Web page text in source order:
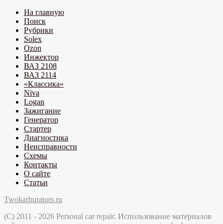
На главную
Поиск
Рубрики
Solex
Ozon
Инжектор
ВАЗ 2108
ВАЗ 2114
«Классика»
Niva
Logan
Зажигание
Генератор
Стартер
Диагностика
Неисправности
Схемы
Контакты
О сайте
Статьи
Twokarburators.ru
(C) 2011 - 2026 Personal car repair. Использование материалов